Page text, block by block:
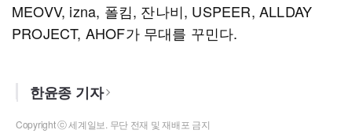
MEOVV, izna, 폴킴, 잔나비, USPEER, ALLDAY
PROJECT, AHOF가 무대를 꾸민다.
한윤종 기자
Copyright ⓒ 세계일보. 무단 전재 및 재배포 금지